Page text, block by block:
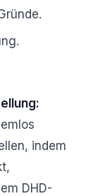
indem
DHD-